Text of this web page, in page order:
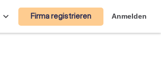
Firma registrieren Anmelden